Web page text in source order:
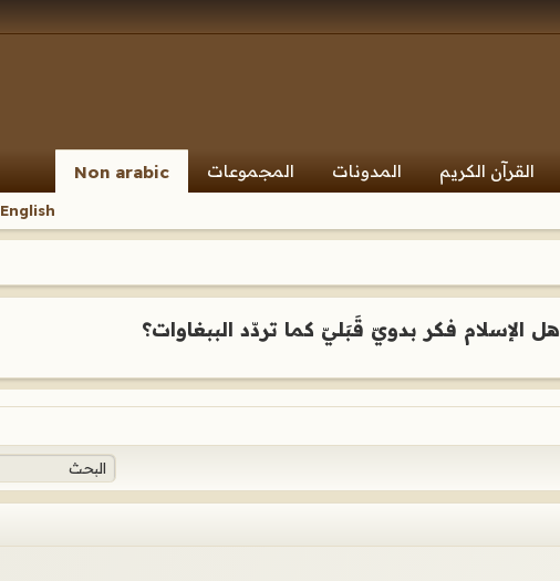
القرآن الكريم المدونات المجموعات Non arabic
English
هل الإسلام فكر بدويّ قَبَليّ كما تردّد الببغاوات؟